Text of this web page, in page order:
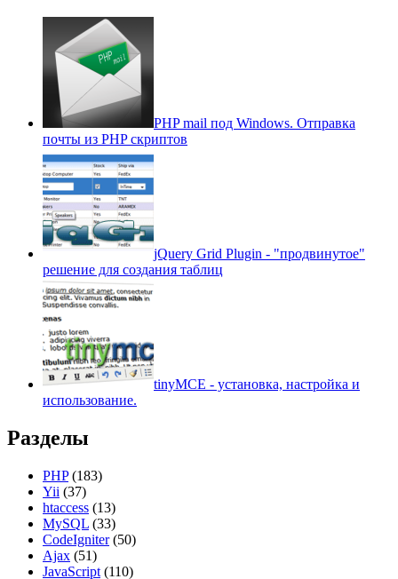
PHP mail под Windows. Отправка
почты из PHP скриптов
jQuery Grid Plugin - "продвинутое"
решение для создания таблиц
tinyMCE - установка, настройка и
использование.
Разделы
PHP(183)
Yii (37)
htaccess (13)
MySQL (33)
CodeIgniter(50)
Ajax (51)
JavaScript (110)